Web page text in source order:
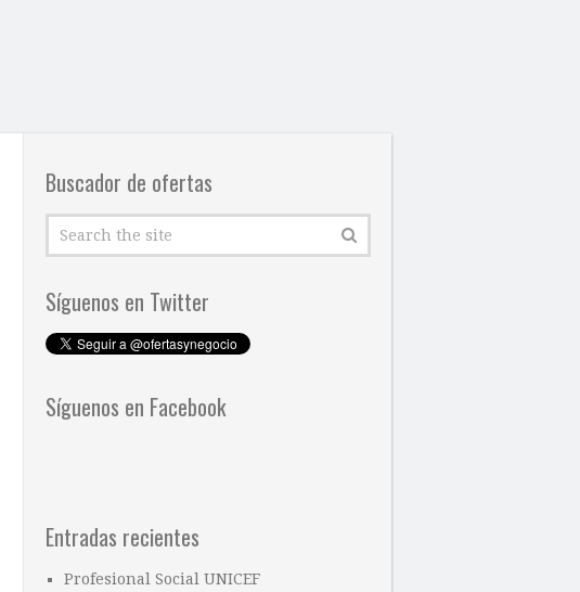
Buscador de ofertas
Síguenos en Twitter
Síguenos en Facebook
Entradas recientes
Profesional Social UNICEF